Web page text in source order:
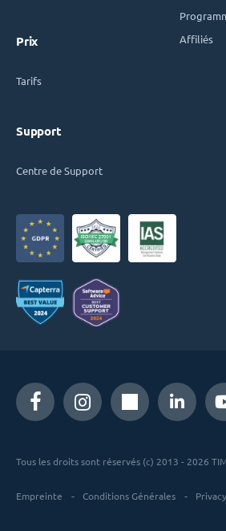
Prix
Tarifs
Support
Centre de Support
Affiliés
Tous les droits sont réservés (c) 2013 - 2026
Empreinte Conditions Générales